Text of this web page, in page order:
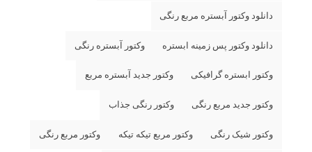
دانلود وکتور آبستره مربع رنگی
دانلود وکتور پس زمینه ابستره وکتور آبستره رنگی
وکتور ابستره گرافیکی وکتور جدید آبستره مربع
وکتور جدید مربع رنگی وکتور رنگی جذاب
وکتور شیک رنگی وکتور مربع تیکه تیکه وکتور مربع رنگی